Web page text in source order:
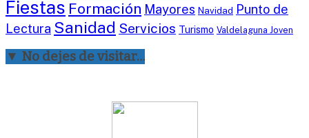
Fiestas Formación Mayores Navidad Punto de
Lectura Sanidad Servicios Turismo Valdelaguna Joven
▼ No dejes de visitar…